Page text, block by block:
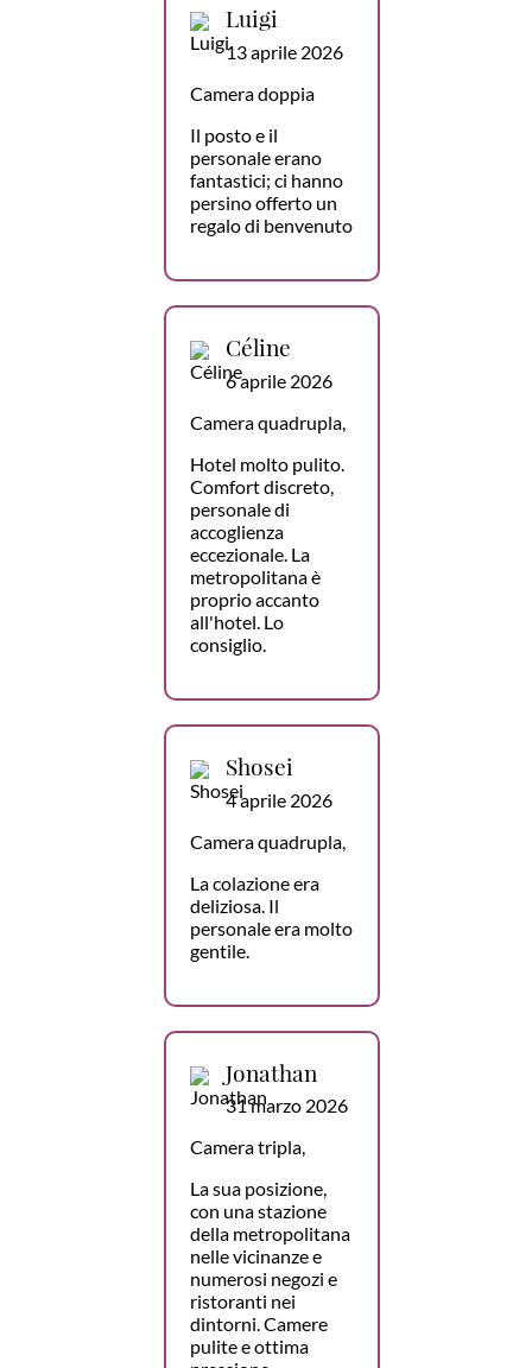
Luigi
13 aprile 2026
Camera doppia
Il posto e il
personale erano
fantastici; ci hanno
persino offerto un
regalo di benvenuto
Céline
6 aprile 2026
Camera quadrupla,
Hotel molto pulito.
Comfort discreto,
personale di
accoglienza
eccezionale. La
metropolitana è
proprio accanto
all'hotel. Lo
consiglio.
Shosei
4 aprile 2026
Camera quadrupla,
La colazione era
deliziosa. Il
personale era molto
gentile.
Jonathan
31 marzo 2026
Camera tripla,
La sua posizione,
con una stazione
della metropolitana
nelle vicinanze e
numerosi negozi e
ristoranti nei
dintorni. Camere
pulite e ottima